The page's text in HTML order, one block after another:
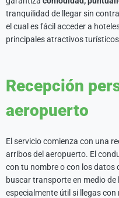
tranquilidad de llegar sin
el cual es fácil acceder a
principales atractivos
Recepción
aeropuerto
El servicio comienza con una
arribos del aeropuerto. El
con tu nombre o con los datos
buscar transporte en medio
especialmente útil si llegas